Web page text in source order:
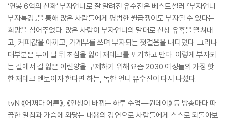
‘연봉 6억의 신화’ 부자언니로 잘 알려진 유수진은 베스트셀러 『부자언니
부자특강』을 통해 많은 사람들에게 평범한 월급쟁이도 부자될 수 있다는
희망을 심어주었다. 많은 사람이 부자언니의 말대로 신상 유혹을 떨쳐내
고, 커피값을 아끼고, 가계부를 쓰며 부자되는 첫걸음을 내디뎠다. 그러나
대부분은 두어 달 뒤 초심을 잃어 재테크를 포기하고 만다. 이렇게 부자되
는 길에서 길 잃은 어린양을 구제하기 위해 요즘 2030 여성들의 가장 핫
한 재테크 멘토이자 한다면 하는, 독한 언니 유수진이 다시 나섰다.
tvN 《어쩌다 어른》, 《인생이 바뀌는 하루 수업―원데이》 등 방송마다 따
끔한 일침과 가슴에 와닿는 내용의 강연으로 사람들에게 스스로 되돌아보